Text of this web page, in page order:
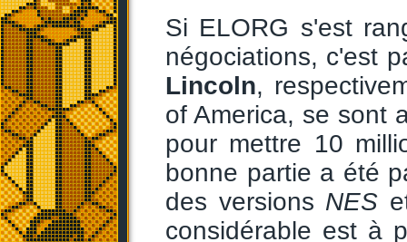
Si ELORG s'est
négociations, c'est
Lincoln,
of America, se sont
pour mettre 10
bonne partie a été
des versions NES
considérable est à